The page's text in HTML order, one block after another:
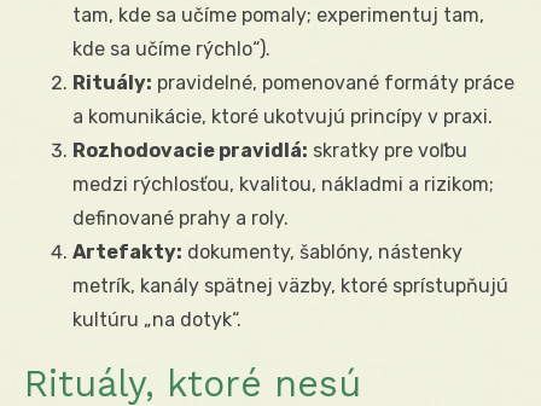
tam, kde sa učíme pomaly; experimentuj tam,
kde sa učíme rýchlo“).
Rituály: pravidelné, pomenované formáty práce
a komunikácie, ktoré ukotvujú princípy v praxi.
Rozhodovacie pravidlá: skratky pre voľbu
medzi rýchlosťou, kvalitou, nákladmi a rizikom;
definované prahy a roly.
Artefakty: dokumenty, šablóny, nástenky
metrík, kanály spätnej väzby, ktoré sprístupňujú
kultúru „na dotyk“.
Rituály, ktoré nesú